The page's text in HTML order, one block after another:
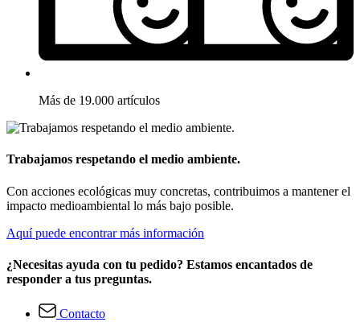
Más de 19.000 artículos
Trabajamos respetando el medio ambiente.
Con acciones ecológicas muy concretas, contribuimos a mantener el
impacto medioambiental lo más bajo posible.
Aquí puede encontrar más información
¿Necesitas ayuda con tu pedido? Estamos encantados de
responder a tus preguntas.
Contacto